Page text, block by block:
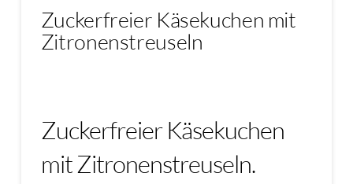
Zuckerfreier Käsekuchen mit
Zitronenstreuseln
Zuckerfreier Käsekuchen
mit Zitronenstreuseln.